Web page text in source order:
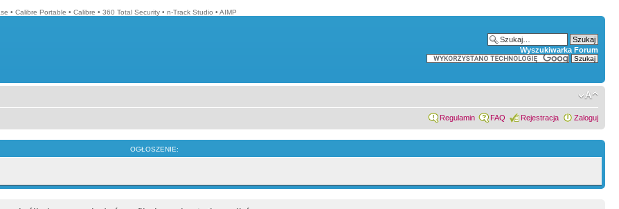
• Calibre Portable • Calibre • 360 Total Security • n-Track Studio • AIMP
Wyszukiwarka Forum
Regulamin FAQ Rejestracja Zaloguj
OGŁOSZENIE: